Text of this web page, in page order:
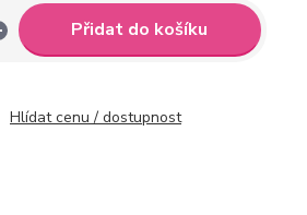
Přidat do košíku
Hlídat cenu / dostupnost